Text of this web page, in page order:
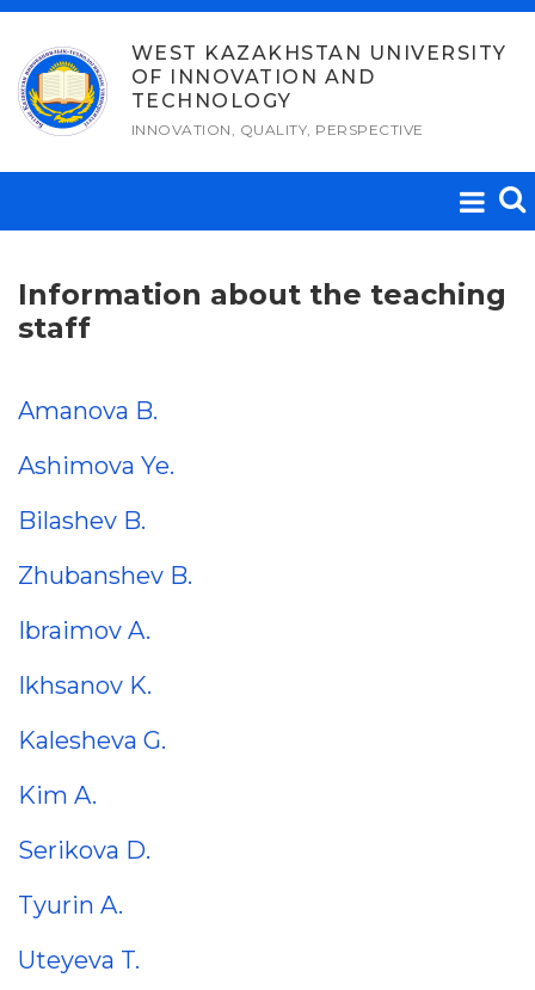
Skip
content
WEST KAZAKHSTAN UNIVERSITY
OF INNOVATION AND
TECHNOLOGY
INNOVATION, QUALITY, PERSPECTIVE
Information about the teaching
staff
Amanova B.
Ashimova Ye.
Bilashev B.
Zhubanshev B.
Ibraimov A.
Ikhsanov K.
Kalesheva G.
Kim A.
Serikova D.
Tyurin A.
Uteyeva T.